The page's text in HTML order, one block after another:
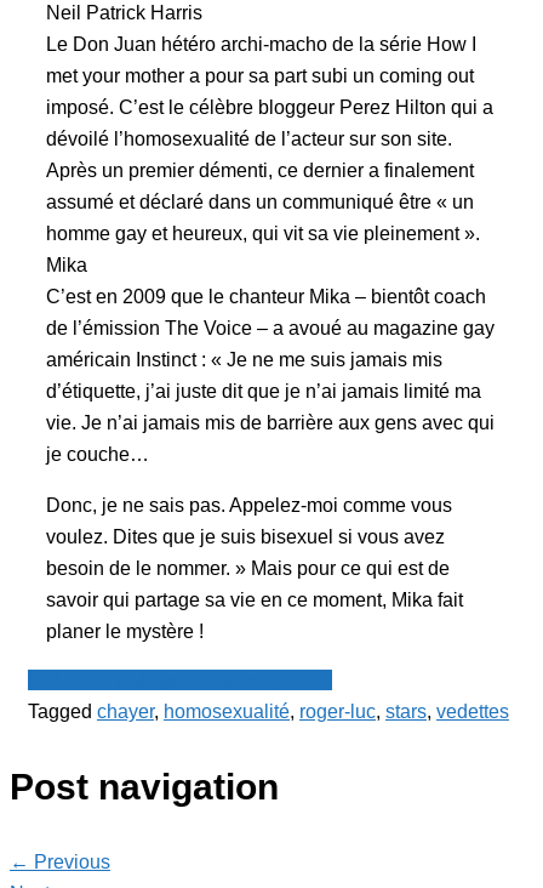
Neil Patrick Harris
Le Don Juan hétéro archi-macho de la série How I
met your mother a pour sa part subi un coming out
imposé. C’est le célèbre bloggeur Perez Hilton qui a
dévoilé l’homosexualité de l’acteur sur son site.
Après un premier démenti, ce dernier a finalement
assumé et déclaré dans un communiqué être « un
homme gay et heureux, qui vit sa vie pleinement ».
Mika
C’est en 2009 que le chanteur Mika – bientôt coach
de l’émission The Voice – a avoué au magazine gay
américain Instinct : « Je ne me suis jamais mis
d’étiquette, j’ai juste dit que je n’ai jamais limité ma
vie. Je n’ai jamais mis de barrière aux gens avec qui
je couche…
Donc, je ne sais pas. Appelez-moi comme vous
voulez. Dites que je suis bisexuel si vous avez
besoin de le nommer. » Mais pour ce qui est de
savoir qui partage sa vie en ce moment, Mika fait
planer le mystère !
Tagged chayer, homosexualité, roger-luc, stars, vedettes
Post navigation
← Previous